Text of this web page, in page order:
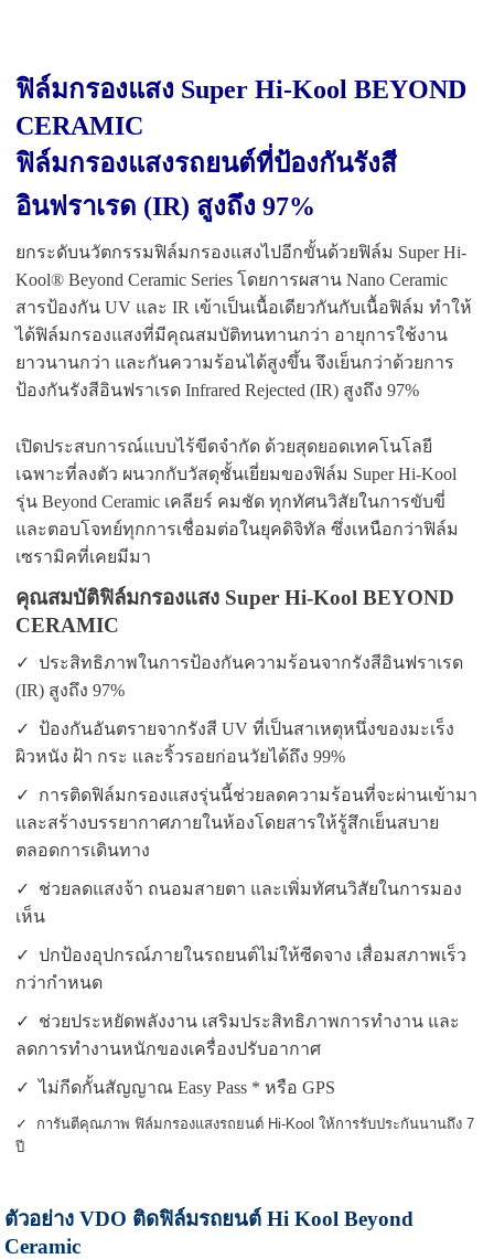
ฟิล์มกรองแสง Super Hi-Kool BEYOND
CERAMIC
ฟิล์มกรองแสงรถยนต์ที่ป้องกันรังสี
อินฟราเรด (IR) สูงถึง 97%
ยกระดับนวัตกรรมฟิล์มกรองแสงไปอีกขั้นด้วยฟิล์ม Super Hi-
Kool® Beyond Ceramic Series โดยการผสาน Nano Ceramic
สารป้องกัน UV และ IR เข้าเป็นเนื้อเดียวกันกับเนื้อฟิล์ม ทำให้
ได้ฟิล์มกรองแสงที่มีคุณสมบัติทนทานกว่า อายุการใช้งาน
ยาวนานกว่า และกันความร้อนได้สูงขึ้น จึงเย็นกว่าด้วยการ
ป้องกันรังสีอินฟราเรด Infrared Rejected (IR) สูงถึง 97%
เปิดประสบการณ์แบบไร้ขีดจำกัด ด้วยสุดยอดเทคโนโลยี
เฉพาะที่ลงตัว ผนวกกับวัสดุชั้นเยี่ยมของฟิล์ม Super Hi-Kool
รุ่น Beyond Ceramic เคลียร์ คมชัด ทุกทัศนวิสัยในการขับขี่
และตอบโจทย์ทุกการเชื่อมต่อในยุคดิจิทัล ซึ่งเหนือกว่าฟิล์ม
เซรามิคที่เคยมีมา
คุณสมบัติฟิล์มกรองแสง Super Hi-Kool BEYOND
CERAMIC
✓ ประสิทธิภาพในการป้องกันความร้อนจากรังสีอินฟราเรด
(IR) สูงถึง 97%
✓ ป้องกันอันตรายจากรังสี UV ที่เป็นสาเหตุหนึ่งของมะเร็ง
ผิวหนัง ฝ้า กระ และริ้วรอยก่อนวัยได้ถึง 99%
✓ การติดฟิล์มกรองแสงรุ่นนี้ช่วยลดความร้อนที่จะผ่านเข้ามา
และสร้างบรรยากาศภายในห้องโดยสารให้รู้สึกเย็นสบาย
ตลอดการเดินทาง
✓ ช่วยลดแสงจ้า ถนอมสายตา และเพิ่มทัศนวิสัยในการมอง
เห็น
✓ ปกป้องอุปกรณ์ภายในรถยนต์ไม่ให้ซีดจาง เสื่อมสภาพเร็ว
กว่ากำหนด
✓ ช่วยประหยัดพลังงาน เสริมประสิทธิภาพการทำงาน และ
ลดการทำงานหนักของเครื่องปรับอากาศ
✓ ไม่กีดกั้นสัญญาณ Easy Pass * หรือ GPS
✓ การันตีคุณภาพ ฟิล์มกรองแสงรถยนต์ Hi-Kool ให้การรับประกันนานถึง 7
ปี
ตัวอย่าง VDO ติดฟิล์มรถยนต์ Hi Kool Beyond
Ceramic